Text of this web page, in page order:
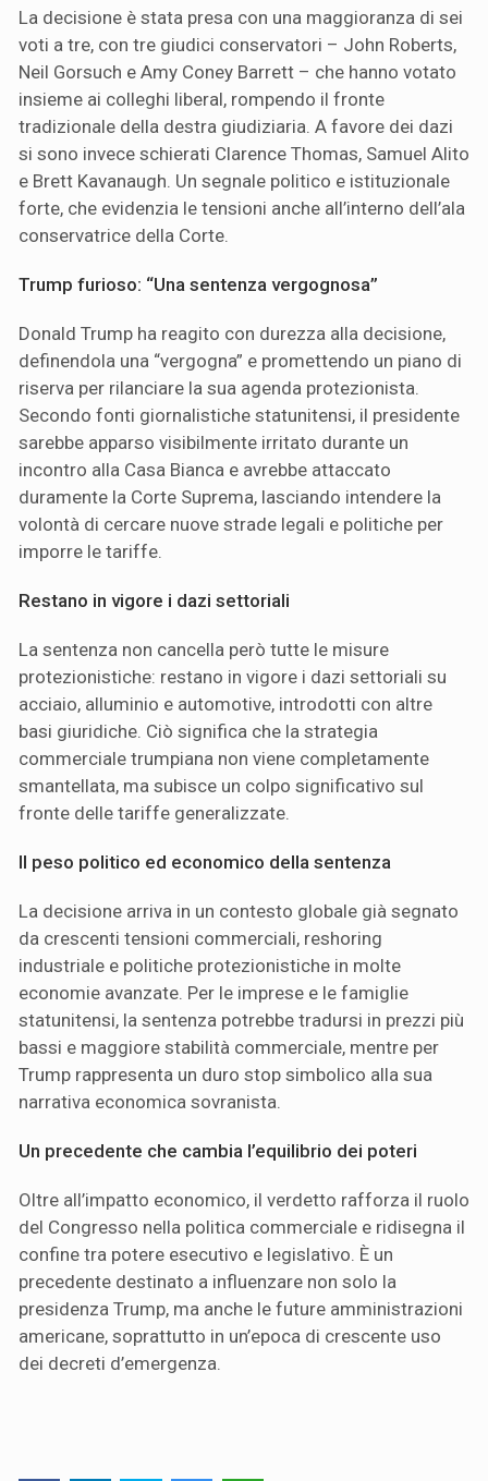
La decisione è stata presa con una maggioranza di sei
voti a tre, con tre giudici conservatori – John Roberts,
Neil Gorsuch e Amy Coney Barrett – che hanno votato
insieme ai colleghi liberal, rompendo il fronte
tradizionale della destra giudiziaria. A favore dei dazi
si sono invece schierati Clarence Thomas, Samuel Alito
e Brett Kavanaugh. Un segnale politico e istituzionale
forte, che evidenzia le tensioni anche all’interno dell’ala
conservatrice della Corte.
Trump furioso: “Una sentenza vergognosa”
Donald Trump ha reagito con durezza alla decisione,
definendola una “vergogna” e promettendo un piano di
riserva per rilanciare la sua agenda protezionista.
Secondo fonti giornalistiche statunitensi, il presidente
sarebbe apparso visibilmente irritato durante un
incontro alla Casa Bianca e avrebbe attaccato
duramente la Corte Suprema, lasciando intendere la
volontà di cercare nuove strade legali e politiche per
imporre le tariffe.
Restano in vigore i dazi settoriali
La sentenza non cancella però tutte le misure
protezionistiche: restano in vigore i dazi settoriali su
acciaio, alluminio e automotive, introdotti con altre
basi giuridiche. Ciò significa che la strategia
commerciale trumpiana non viene completamente
smantellata, ma subisce un colpo significativo sul
fronte delle tariffe generalizzate.
Il peso politico ed economico della sentenza
La decisione arriva in un contesto globale già segnato
da crescenti tensioni commerciali, reshoring
industriale e politiche protezionistiche in molte
economie avanzate. Per le imprese e le famiglie
statunitensi, la sentenza potrebbe tradursi in prezzi più
bassi e maggiore stabilità commerciale, mentre per
Trump rappresenta un duro stop simbolico alla sua
narrativa economica sovranista.
Un precedente che cambia l’equilibrio dei poteri
Oltre all’impatto economico, il verdetto rafforza il ruolo
del Congresso nella politica commerciale e ridisegna il
confine tra potere esecutivo e legislativo. È un
precedente destinato a influenzare non solo la
presidenza Trump, ma anche le future amministrazioni
americane, soprattutto in un’epoca di crescente uso
dei decreti d’emergenza.